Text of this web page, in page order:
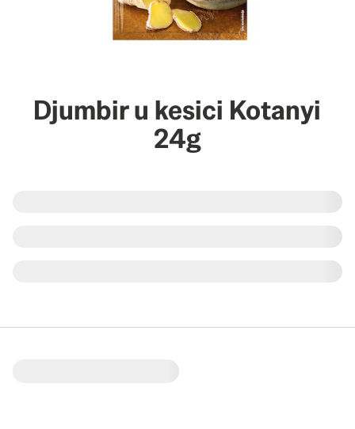
Djumbir u kesici Kotanyi
24g